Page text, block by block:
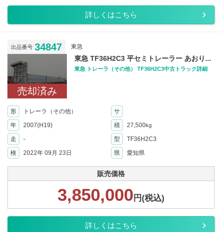
詳しくはこちら
出品番号 34847 東急
売却済み
東急 TF36H2C3 平セミトレーラー あおり...
東急 トレーラ（その他） TF36H2C3中古トラック詳細
形 トレーラ（その他）
サ
年
2007(H19) 積 27,500kg
走 - 型
TF36H2C3
検
2022年 09月 23日 県 愛知県
販売価格
3,850,000 円(税込)
詳しくはこちら